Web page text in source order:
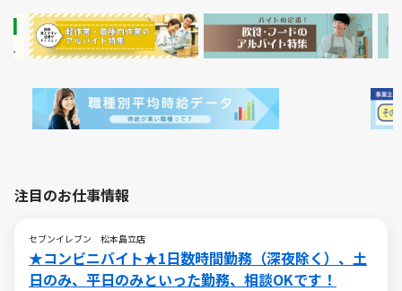
注目のお仕事情報
セブンイレブン 松本島立店
★コンビニバイト★1日数時間勤務（深夜除く）、土
日のみ、平日のみといった勤務、相談OKです！